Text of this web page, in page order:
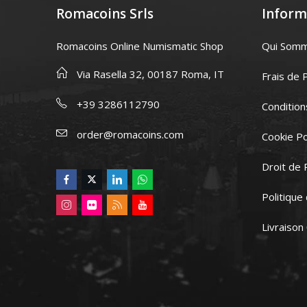
Romacoins Srls
Romacoins Online Numismatic Shop
Via Rasella 32, 00187 Roma, IT
+39 3286112790
order@romacoins.com
Qui
Frais de
Cookie
Droit de
Politique